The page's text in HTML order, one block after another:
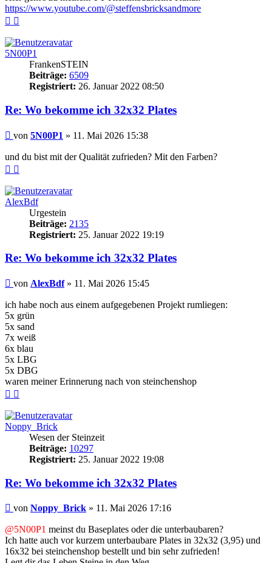
https://www.youtube.com/@steffensbricksandmore
Nach
(Seite)
(Beitrag)
5N00P1
FrankenSTEIN
Beiträge: 6509
Registriert: 26. Januar 2022 08:50
Re: Wo bekomme ich 32x32 Plates
Beitrag
von 5N00P1 » 11. Mai 2026 15:38
und du bist mit der Qualität zufrieden? Mit den Farben?
Nach
(Seite)
(Beitrag)
AlexBdf
Urgestein
Beiträge: 2135
Registriert: 25. Januar 2022 19:19
Re: Wo bekomme ich 32x32 Plates
Beitrag
von AlexBdf» 11. Mai 2026 15:45
ich habe noch aus einem aufgegebenen Projekt rumliegen:
5x grün
5x sand
7x weiß
6x blau
5x LBG
5x DBG
waren meiner Erinnerung nach von steinchenshop
Nach
(Seite)
(Beitrag)
Noppy_Brick
Wesen der Steinzeit
Beiträge: 10297
Registriert: 25. Januar 2022 19:08
Re: Wo bekomme ich 32x32 Plates
Beitrag
von Noppy_Brick » 11. Mai 2026 17:16
@5N00P1 meinst du Baseplates oder die unterbaubaren?
Ich hatte auch vor kurzem unterbaubare Plates in 32x32 (3,95) und
16x32 bei steinchenshop bestellt und bin sehr zufrieden!